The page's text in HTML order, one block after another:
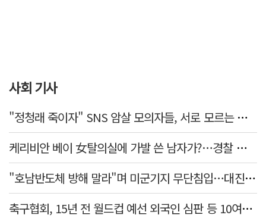
사회 기사
"정청래 죽이자" SNS 암살 모의자들, 서로 모르는 사이였다…檢송치
케리비안 베이 女탈의실에 가발 쓴 남자가?…경찰 추적 중
"호남반도체 방해 말라"며 미군기지 무단침입…대진연 회원 3명 '구속'
축구협회, 15년 전 월드컵 예선 외국인 심판 등 10여명에 '성 접대'